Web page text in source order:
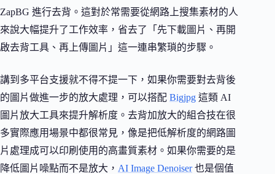
ZapBG 進行去背。這對於常需要從網路上搜集素材的人
來說大幅提升了工作效率，省去了「先下載圖片、再開
啟去背工具、再上傳圖片」這一連串繁瑣的步驟。
講到多平台支援就不得不提一下，如果你需要對去背後
的圖片做進一步的放大處理，可以搭配 Bigjpg 這類 AI
圖片放大工具來提升解析度。去背加放大的組合技在很
多實際應用場景中都很常見，像是把低解析度的網路圖
片處理成可以印刷使用的高畫質素材。如果你需要的是
降低圖片噪點而不是放大， AI Image Denoiser也是個值